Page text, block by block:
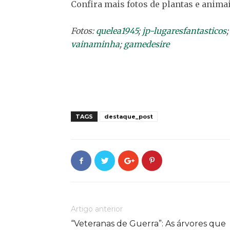
Confira mais fotos de plantas e
Fotos: quelea1945; jp-lugaresfantasticos;
vainaminha; gamedesire
TAGS destaque_post
Artigo anterior
“Veteranas de Guerra”: As árvores que